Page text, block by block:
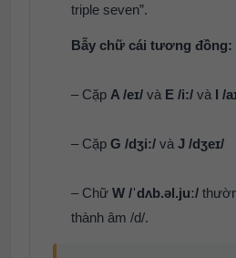
triple seven”.
Bẫy chữ cái tương đồng:
– Cặp A /eɪ/ và E /i:/ và I /
– Cặp G /dʒi:/ và J /dʒeɪ/
– Chữ W /ˈdʌb.əl.juː/
thành âm /d/.